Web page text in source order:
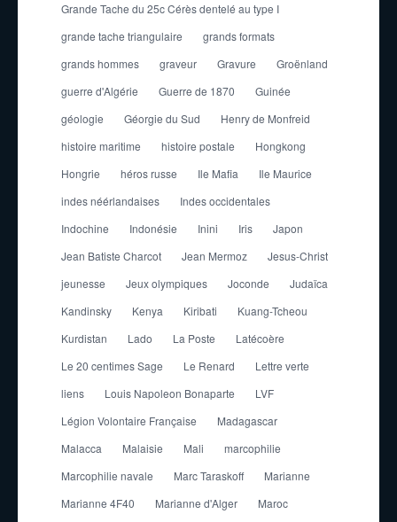
Grande Tache du 25c Cérès dentelé au type I
grande tache triangulaire
grands formats
grands hommes
graveur Gravure
Groënland
guerre d'Algérie
Guerre de 1870
Guinée
géologie
Géorgie du Sud
Henry de Monfreid
histoire maritime
histoire postale
Hongkong
Hongrie
héros russe Ile Mafia
Ile Maurice
indes néérlandaises
Indes occidentales
Indochine
Indonésie Inini Iris
Japon
Jean Batiste Charcot
Jean Mermoz
Jesus-Christ
jeunesse
Jeux olympiques Joconde
Judaïca
Kandinsky
Kenya Kiribati
Kuang-Tcheou
Kurdistan
Lado La Poste
Latécoère
Le 20 centimes Sage
Le Renard
Lettre verte
liens
Louis Napoleon Bonaparte
LVF
Légion Volontaire Française
Madagascar
Malacca
Malaisie Mali
marcophilie
Marcophilie navale
Marc Taraskoff
Marianne
Marianne 4F40
Marianne d'Alger Maroc